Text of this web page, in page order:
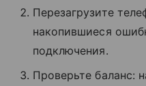
Перезагрузите
накопившиеся
подключения.
Проверьте баланс: